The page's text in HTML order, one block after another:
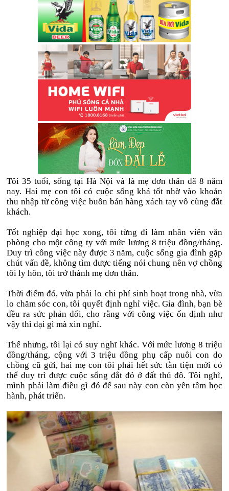
Tôi 35 tuổi, sống tại Hà Nội và là mẹ đơn thân đã 8 năm
nay. Hai mẹ con tôi có cuộc sống khá tốt nhờ vào khoản
thu nhập từ công việc buôn bán hàng xách tay vô cùng đắt
khách.
Tốt nghiệp đại học xong, tôi từng đi làm nhân viên văn
phòng cho một công ty với mức lương 8 triệu đồng/tháng.
Duy trì công việc này được 3 năm, cuộc sống gia đình gặp
chút vấn đề, không tìm được tiếng nói chung nên vợ chồng
tôi ly hôn, tôi trở thành mẹ đơn thân.
Thời điểm đó, vừa phải lo chi phí sinh hoạt trong nhà, vừa
lo chăm sóc con, tôi quyết định nghỉ việc. Gia đình, bạn bè
đều ra sức phản đối, cho rằng với công việc ổn định như
vậy thì dại gì mà xin nghỉ.
Thế nhưng, tôi lại có suy nghĩ khác. Với mức lương 8 triệu
đồng/tháng, cộng với 3 triệu đồng phụ cấp nuôi con do
chồng cũ gửi, hai mẹ con tôi phải hết sức tằn tiện mới có
thể duy trì được cuộc sống đắt đỏ ở đất thủ đô. Tôi nghĩ,
mình phải làm điều gì đó để sau này con còn yên tâm học
hành, phát triển.